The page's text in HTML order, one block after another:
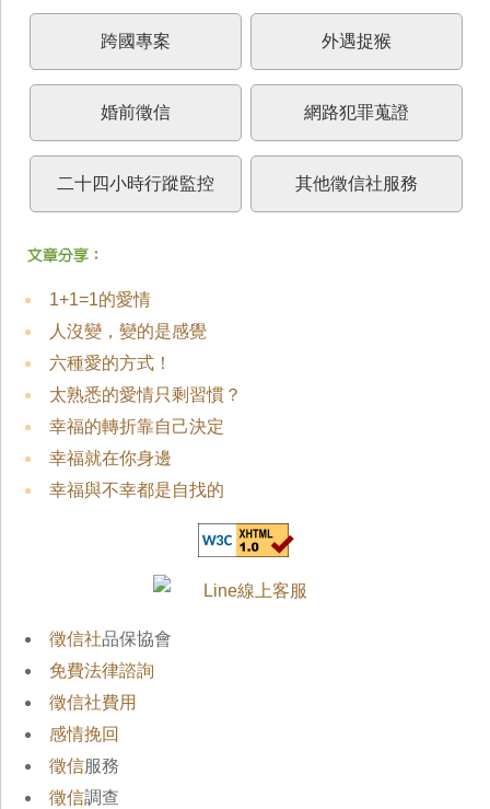
跨國專案 外遇捉猴
婚前徵信 網路犯罪蒐證
二十四小時行蹤監控 其他徵信社服務
1+1=1的愛情
人沒變，變的是感覺
六種愛的方式！
太熟悉的愛情只剩習慣？
幸福的轉折靠自己決定
幸福就在你身邊
幸福與不幸都是自找的
徵信社品保協會
免費法律諮詢
徵信社費用
感情挽回
徵信服務
徵信調查